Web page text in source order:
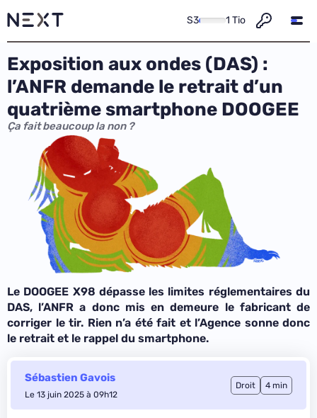
S3 1 Tio
Exposition aux ondes (DAS) :
l’ANFR demande le retrait d’un
quatrième smartphone DOOGEE
Ça fait beaucoup la non ?
Le DOOGEE X98 dépasse les limites réglementaires du
DAS, l’ANFR a donc mis en demeure le fabricant de
corriger le tir. Rien n’a été fait et l’Agence sonne donc
le retrait et le rappel du smartphone.
Sébastien Gavois
Le 13 juin 2025 à 09h12
Droit 4 min